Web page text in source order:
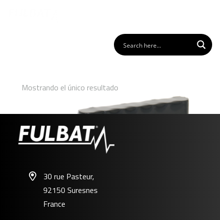
Mostrando el único resultado
30 rue Pasteur,
92150 Suresnes
France